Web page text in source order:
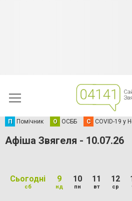
П Помічник О ОСББ C COVID-19 у
Афіша Звягеля - 10.07.26
Сьогодні
сб
9
нд
10
пн
11
вт
12
ср